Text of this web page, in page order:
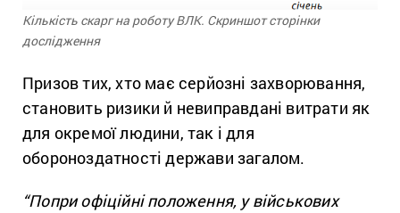
Кількість скарг на роботу ВЛК. Скриншот сторінки
дослідження
Призов тих, хто має серйозні захворювання,
становить ризики й невиправдані витрати як
для окремої людини, так і для
обороноздатності держави загалом.
“Попри офіційні положення, у військових